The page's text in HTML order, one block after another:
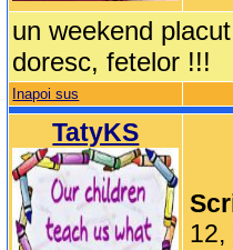
un weekend
doresc, fetelor !!!
Inapoi sus
TatyKS
12,